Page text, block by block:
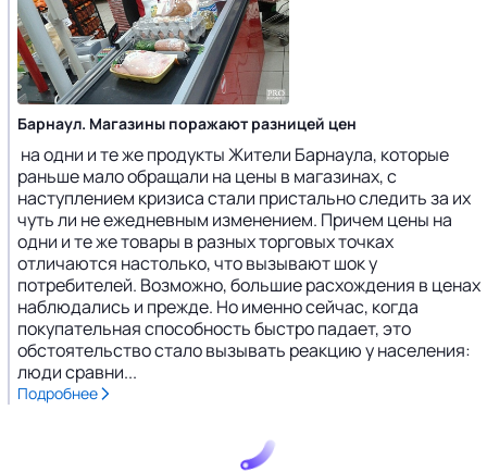
Барнаул. Магазины поражают разницей цен
на одни и те же продукты Жители Барнаула, которые
раньше мало обращали на цены в магазинах, с
наступлением кризиса стали пристально следить за их
чуть ли не ежедневным изменением. Причем цены на
одни и те же товары в разных торговых точках
отличаются настолько, что вызывают шок у
потребителей. Возможно, большие расхождения в ценах
наблюдались и прежде. Но именно сейчас, когда
покупательная способность быстро падает, это
обстоятельство стало вызывать реакцию у населения:
люди сравни...
Подробнее